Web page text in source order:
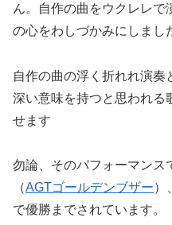
ん。自作の曲をウクレレ
の心をわしづかみにしまし
自作の曲の浮く折れれ演奏
深い意味を持つと思われる
せます
勿論、そのパフォーマンス
（AGTゴールデンブザー）
で優勝までされています。